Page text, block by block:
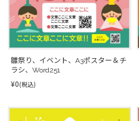
雛祭り、イベント、A3ポスター＆チ
ラシ、Word251
¥0(税込)